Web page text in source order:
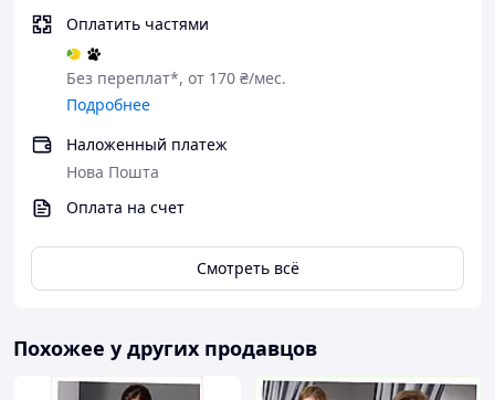
Оплатить частями
Без переплат*, от 170 ₴/мес.
Подробнее
Наложенный платеж
Нова Пошта
Оплата на счет
Смотреть всё
Похожее у других продавцов